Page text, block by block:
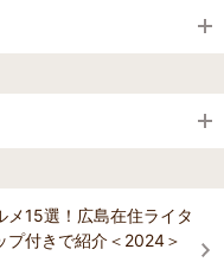
の「三島村上氏」の連合
代にかけて瀬戸内海の強
メ15選！広島在住ライタ
プ付きで紹介＜2024＞